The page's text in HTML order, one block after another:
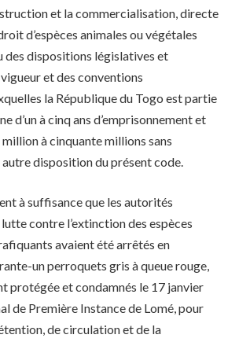
et la commercialisation, directe
d’espèces animales ou végétales
des dispositions législatives et
et des conventions
la République du Togo est partie
d’un à cinq ans d’emprisonnement et
million à cinquante millions sans
disposition du présent code.
à suffisance que les autorités
lutte contre l’extinction des espèces
avaient été arrêtés en
un perroquets gris à queue rouge,
protégée et condamnés le 17 janvier
de Première Instance de Lomé, pour
de circulation et de la